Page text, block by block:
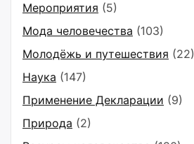
Мероприятия (5)
Мода человечества (103)
Молодёжь и путешествия (22)
Наука (147)
Применение Декларации (9)
Природа (2)